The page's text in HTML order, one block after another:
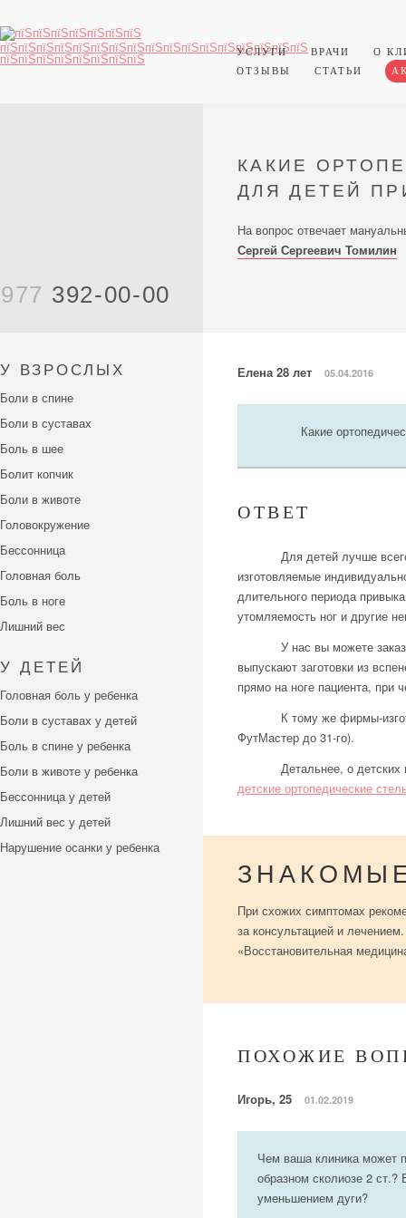
УСЛУГИ ВРАЧИ
О
ОТЗЫВЫ
СТАТЬИ
977 392-00-00
У ВЗРОСЛЫХ
Боли в спине
Боли в суставах
Боль в шее
Болит копчик
Боли в животе
Головокружение
Бессонница
Головная боль
Боль в ноге
Лишний вес
У ДЕТЕЙ
Головная боль у ребенка
Боли в суставах у детей
Боль в спине у ребенка
Боли в животе у ребенка
Бессонница у детей
Лишний вес у детей
Нарушение осанки у ребенка
КАКИЕ
ДЛЯ ДЕТЕЙ
На вопрос отвечает
Сергей Сергеевич Томилин
Елена 28 лет 05.04.2016
Какие
ОТВЕТ
Для детей лучше
изготовляемые
длительного периода
утомляемость ног и другие
У нас вы можете
выпускают заготовки из
прямо на ноге пациента, при
К тому же фирмы-
ФутМастер до 31-го).
Детальнее, о
детские ортопедические
При схожих симптомах
за консультацией и
«Восстановительная
ПОХОЖИЕ
Игорь, 25 01.02.2019
Чем ваша клиника может
образном сколиозе 2 ст.?
уменьшением дуги?